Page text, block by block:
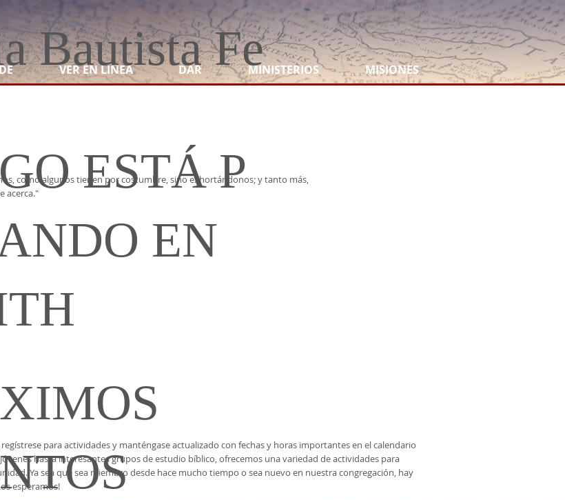
Bautista Fe
VER EN LINEA DAR MINISTERIOS MISIONES
ESTÁ P
EN
como algunos tienen por costumbre, sino exhortándonos; y tanto más,
acerca."
para actividades y manténgase actualizado con fechas y horas importantes en el calendario
hasta interesantes grupos de estudio bíblico, ofrecemos una variedad de actividades para
Ya sea que sea miembro desde hace mucho tiempo o sea nuevo en nuestra congregación, hay
esperamos!